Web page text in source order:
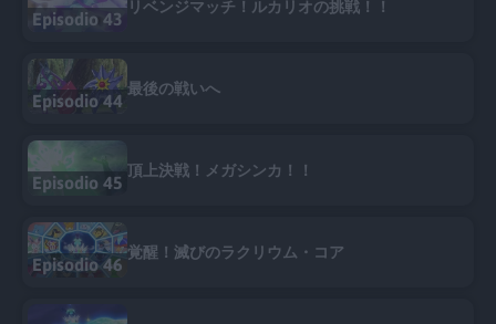
Episodio 43
リベンジマッチ！ルカリオの挑戦！！
Episodio 44
最後の戦いへ
Episodio 45
頂上決戦！メガシンカ！！
Episodio 46
覚醒！滅びのラクリウム・コア